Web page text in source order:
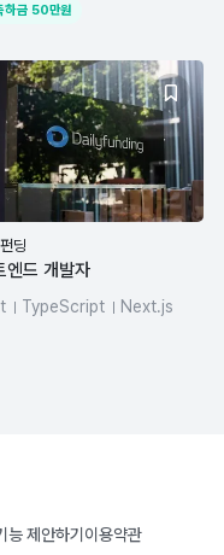
하금 50만원
딩
엔드 개발자
TypeScript
Next.js
능 제안하기이용약관